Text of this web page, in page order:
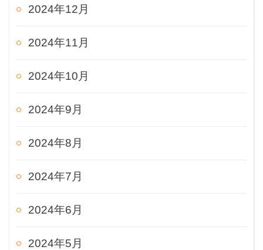
2024年12月
2024年11月
2024年10月
2024年9月
2024年8月
2024年7月
2024年6月
2024年5月